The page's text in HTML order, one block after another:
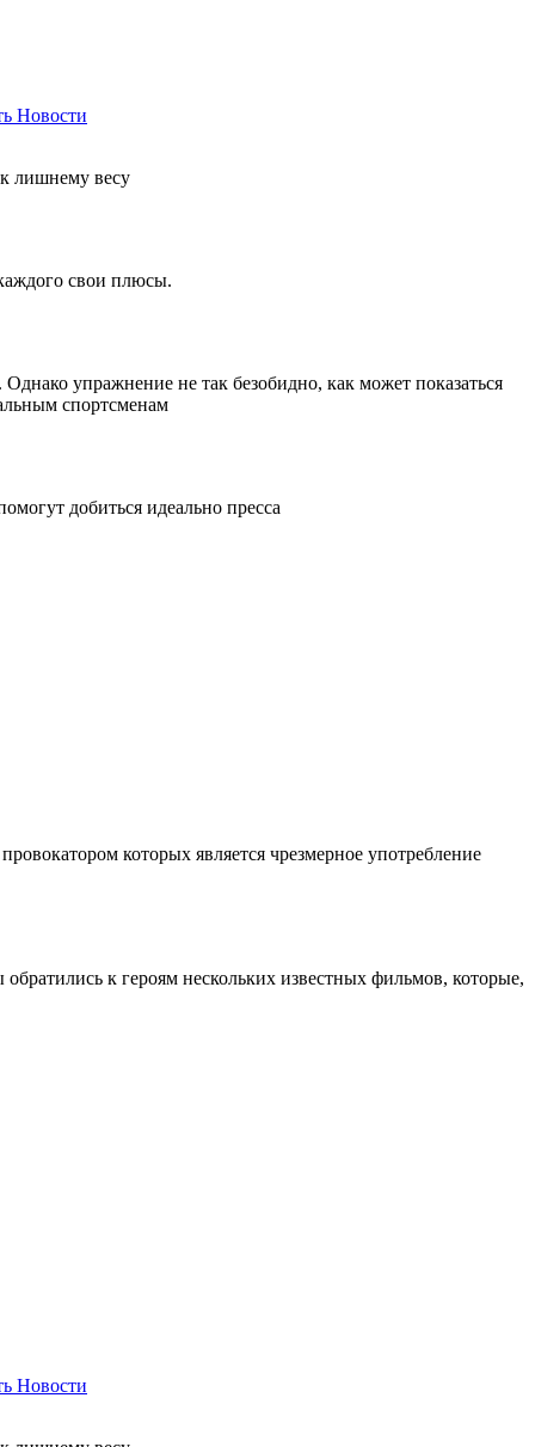
Новости
лишнему весу
свои плюсы.
упражнение не так безобидно, как может показаться
спортсменам
добиться идеально пресса
которых является чрезмерное употребление
к героям нескольких известных фильмов, которые,
Новости